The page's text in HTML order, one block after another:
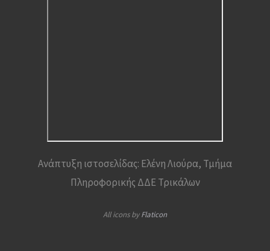
Ανάπτυξη ιστοσελίδας: Ελένη Λιούρα, Τμήμα
Πληροφορικής ΔΔΕ Τρικάλων
All icons byFlaticon